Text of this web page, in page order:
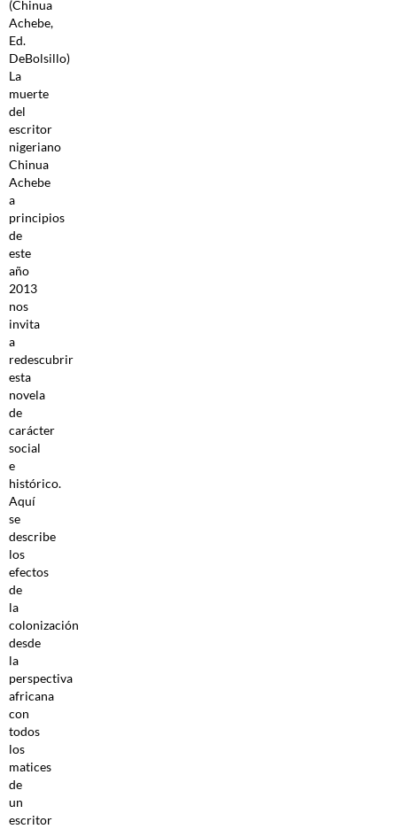
(Chinua
Achebe,
Ed.
DeBolsillo)
La
muerte
del
escritor
nigeriano
Chinua
Achebe
a
principios
de
este
año
2013
nos
invita
a
redescubrir
esta
novela
de
carácter
social
e
histórico.
Aquí
se
describe
los
efectos
de
la
colonización
desde
la
perspectiva
africana
con
todos
los
matices
de
un
escritor